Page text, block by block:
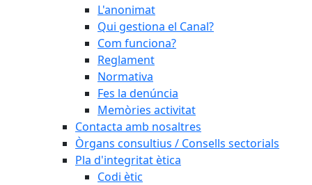
L'anonimat
Qui gestiona el Canal?
Com funciona?
Reglament
Normativa
Fes la denúncia
Memòries activitat
Contacta amb nosaltres
Òrgans consultius / Consells sectorials
Pla d'integritat ètica
Codi ètic